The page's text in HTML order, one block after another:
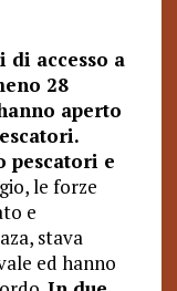
accesso a
28
aperto
pescatori e
le forze
e
stava
ed hanno